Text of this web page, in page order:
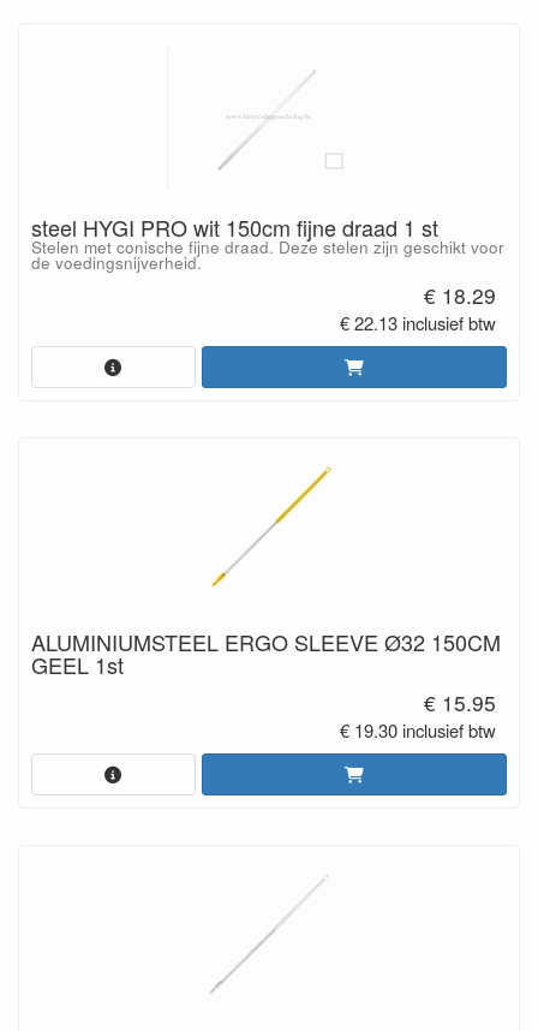
steel HYGI PRO wit 150cm fijne draad 1 st
Stelen met conische fijne draad. Deze stelen zijn geschikt voor
de voedingsnijverheid.
€ 18.29
€ 22.13 inclusief btw
ALUMINIUMSTEEL ERGO SLEEVE Ø32 150CM
GEEL 1st
€ 15.95
€ 19.30 inclusief btw